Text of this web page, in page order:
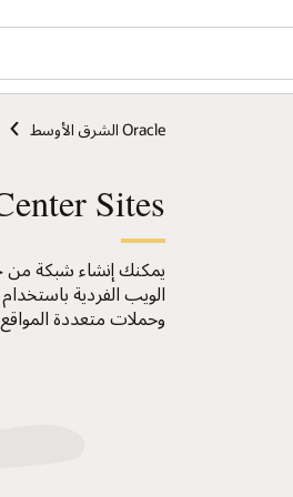
Oracle الشرق الأوسط
Sites
يمكنك إنشاء شبكة من
وحملات متعددة